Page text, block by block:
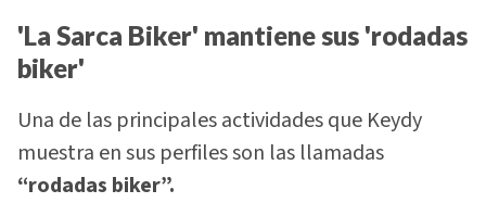
'La Sarca Biker' mantiene sus 'rodadas
biker'
Una de las principales actividades que Keydy
muestra en sus perfiles son las llamadas
“rodadas biker”.